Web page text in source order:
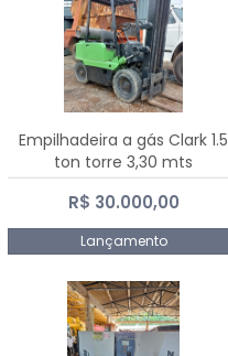
Empilhadeira a gás Clark 1.5
ton torre 3,30 mts
R$ 30.000,00
Lançamento